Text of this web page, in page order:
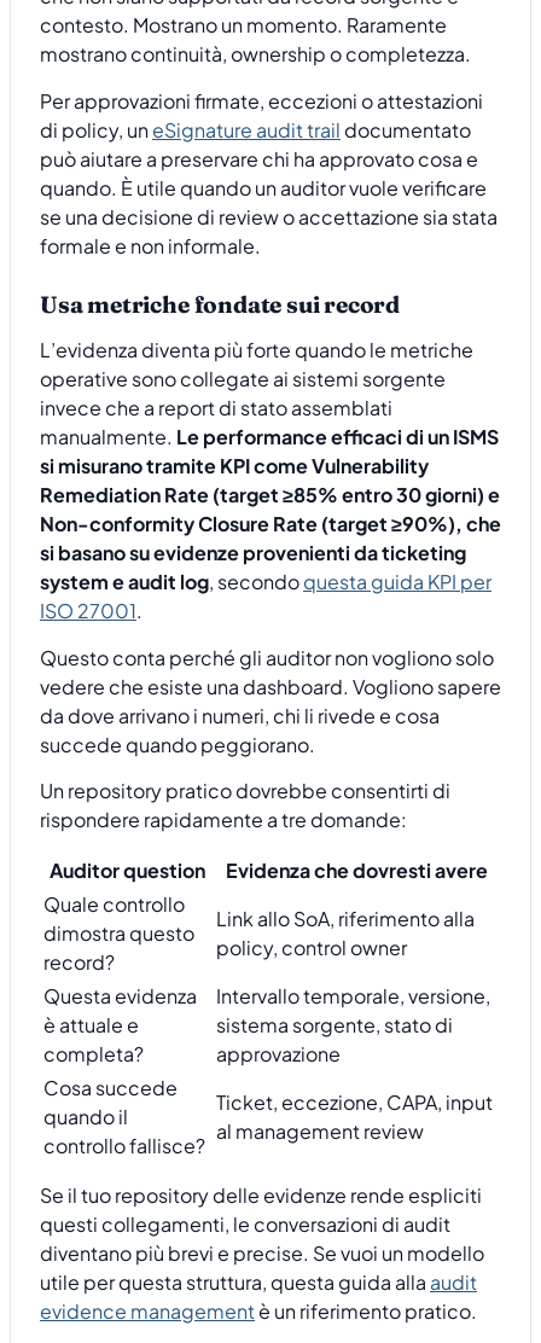
contesto. Mostrano un momento. Raramente
mostrano continuità, ownership o completezza.
Per approvazioni firmate, eccezioni o attestazioni
di policy, uneSignature audit trail documentato
può aiutare a preservare chi ha approvato cosa e
quando. È utile quando un auditor vuole verificare
se una decisione di review o accettazione sia stata
formale e non informale.
Usa metriche fondate sui record
L’evidenza diventa più forte quando le metriche
operative sono collegate ai sistemi sorgente
invece che a report di stato assemblati
manualmente. Le performance efficaci di un ISMS
si misurano tramite KPI come Vulnerability
Remediation Rate (target ≥85% entro 30 giorni) e
Non-conformity Closure Rate (target ≥90%), che
si basano su evidenze provenienti da ticketing
system e audit log, secondoquesta guida KPI per
ISO 27001.
Questo conta perché gli auditor non vogliono solo
vedere che esiste una dashboard. Vogliono sapere
da dove arrivano i numeri, chi li rivede e cosa
succede quando peggiorano.
Un repository pratico dovrebbe consentirti di
rispondere rapidamente a tre domande:
Auditor question
Evidenza che dovresti avere
Quale controllo
dimostra questo
record?
Link allo SoA, riferimento alla
policy, control owner
Questa evidenza
è attuale e
completa?
Intervallo temporale, versione,
sistema sorgente, stato di
approvazione
Cosa succede
quando il
controllo fallisce?
Ticket, eccezione, CAPA, input
al management review
Se il tuo repository delle evidenze rende espliciti
questi collegamenti, le conversazioni di audit
diventano più brevi e precise. Se vuoi un modello
utile per questa struttura, questa guida alla audit
evidence managementè un riferimento pratico.